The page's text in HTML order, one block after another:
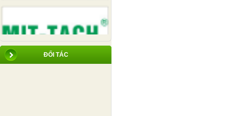
ĐỐI TÁC